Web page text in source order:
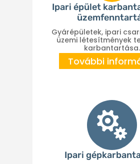
Ipari épület
Gyárépületek, ipari
üzemi létesítmények
karbantartása.
További

Ipari